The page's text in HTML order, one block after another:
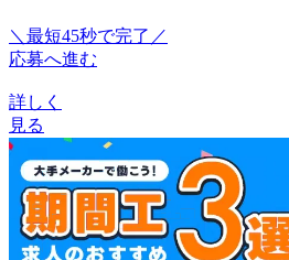
＼最短45秒で完了／
応募へ進む
詳しく
見る